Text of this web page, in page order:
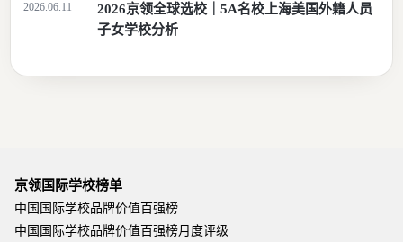
2026.06.11
2026京领全球选校｜5A名校上海美国外籍人员
子女学校分析
京领国际学校榜单
中国国际学校品牌价值百强榜
中国国际学校品牌价值百强榜月度评级